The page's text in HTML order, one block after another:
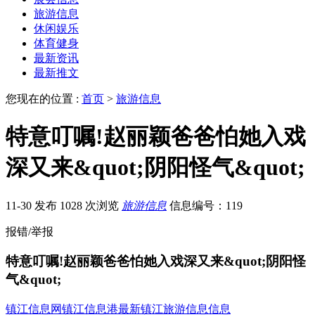
旅游信息
休闲娱乐
体育健身
最新资讯
最新推文
您现在的位置 : 首页 > 旅游信息
特意叮嘱!赵丽颖爸爸怕她入戏
深又来&quot;阴阳怪气&quot;
11-30 发布 1028 次浏览 旅游信息 信息编号：119
报错/举报
特意叮嘱!赵丽颖爸爸怕她入戏深又来&quot;阴阳怪
气&quot;
镇江信息网镇江信息港最新镇江旅游信息信息